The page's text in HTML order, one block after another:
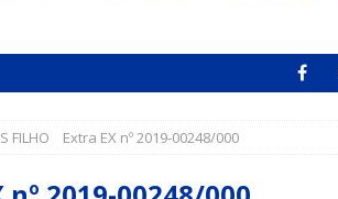
FILHO Extra EX nº 2019-00248/000